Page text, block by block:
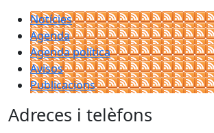
Notícies
Agenda
Agenda política
Avisos
Publicacions
Adreces i telèfons